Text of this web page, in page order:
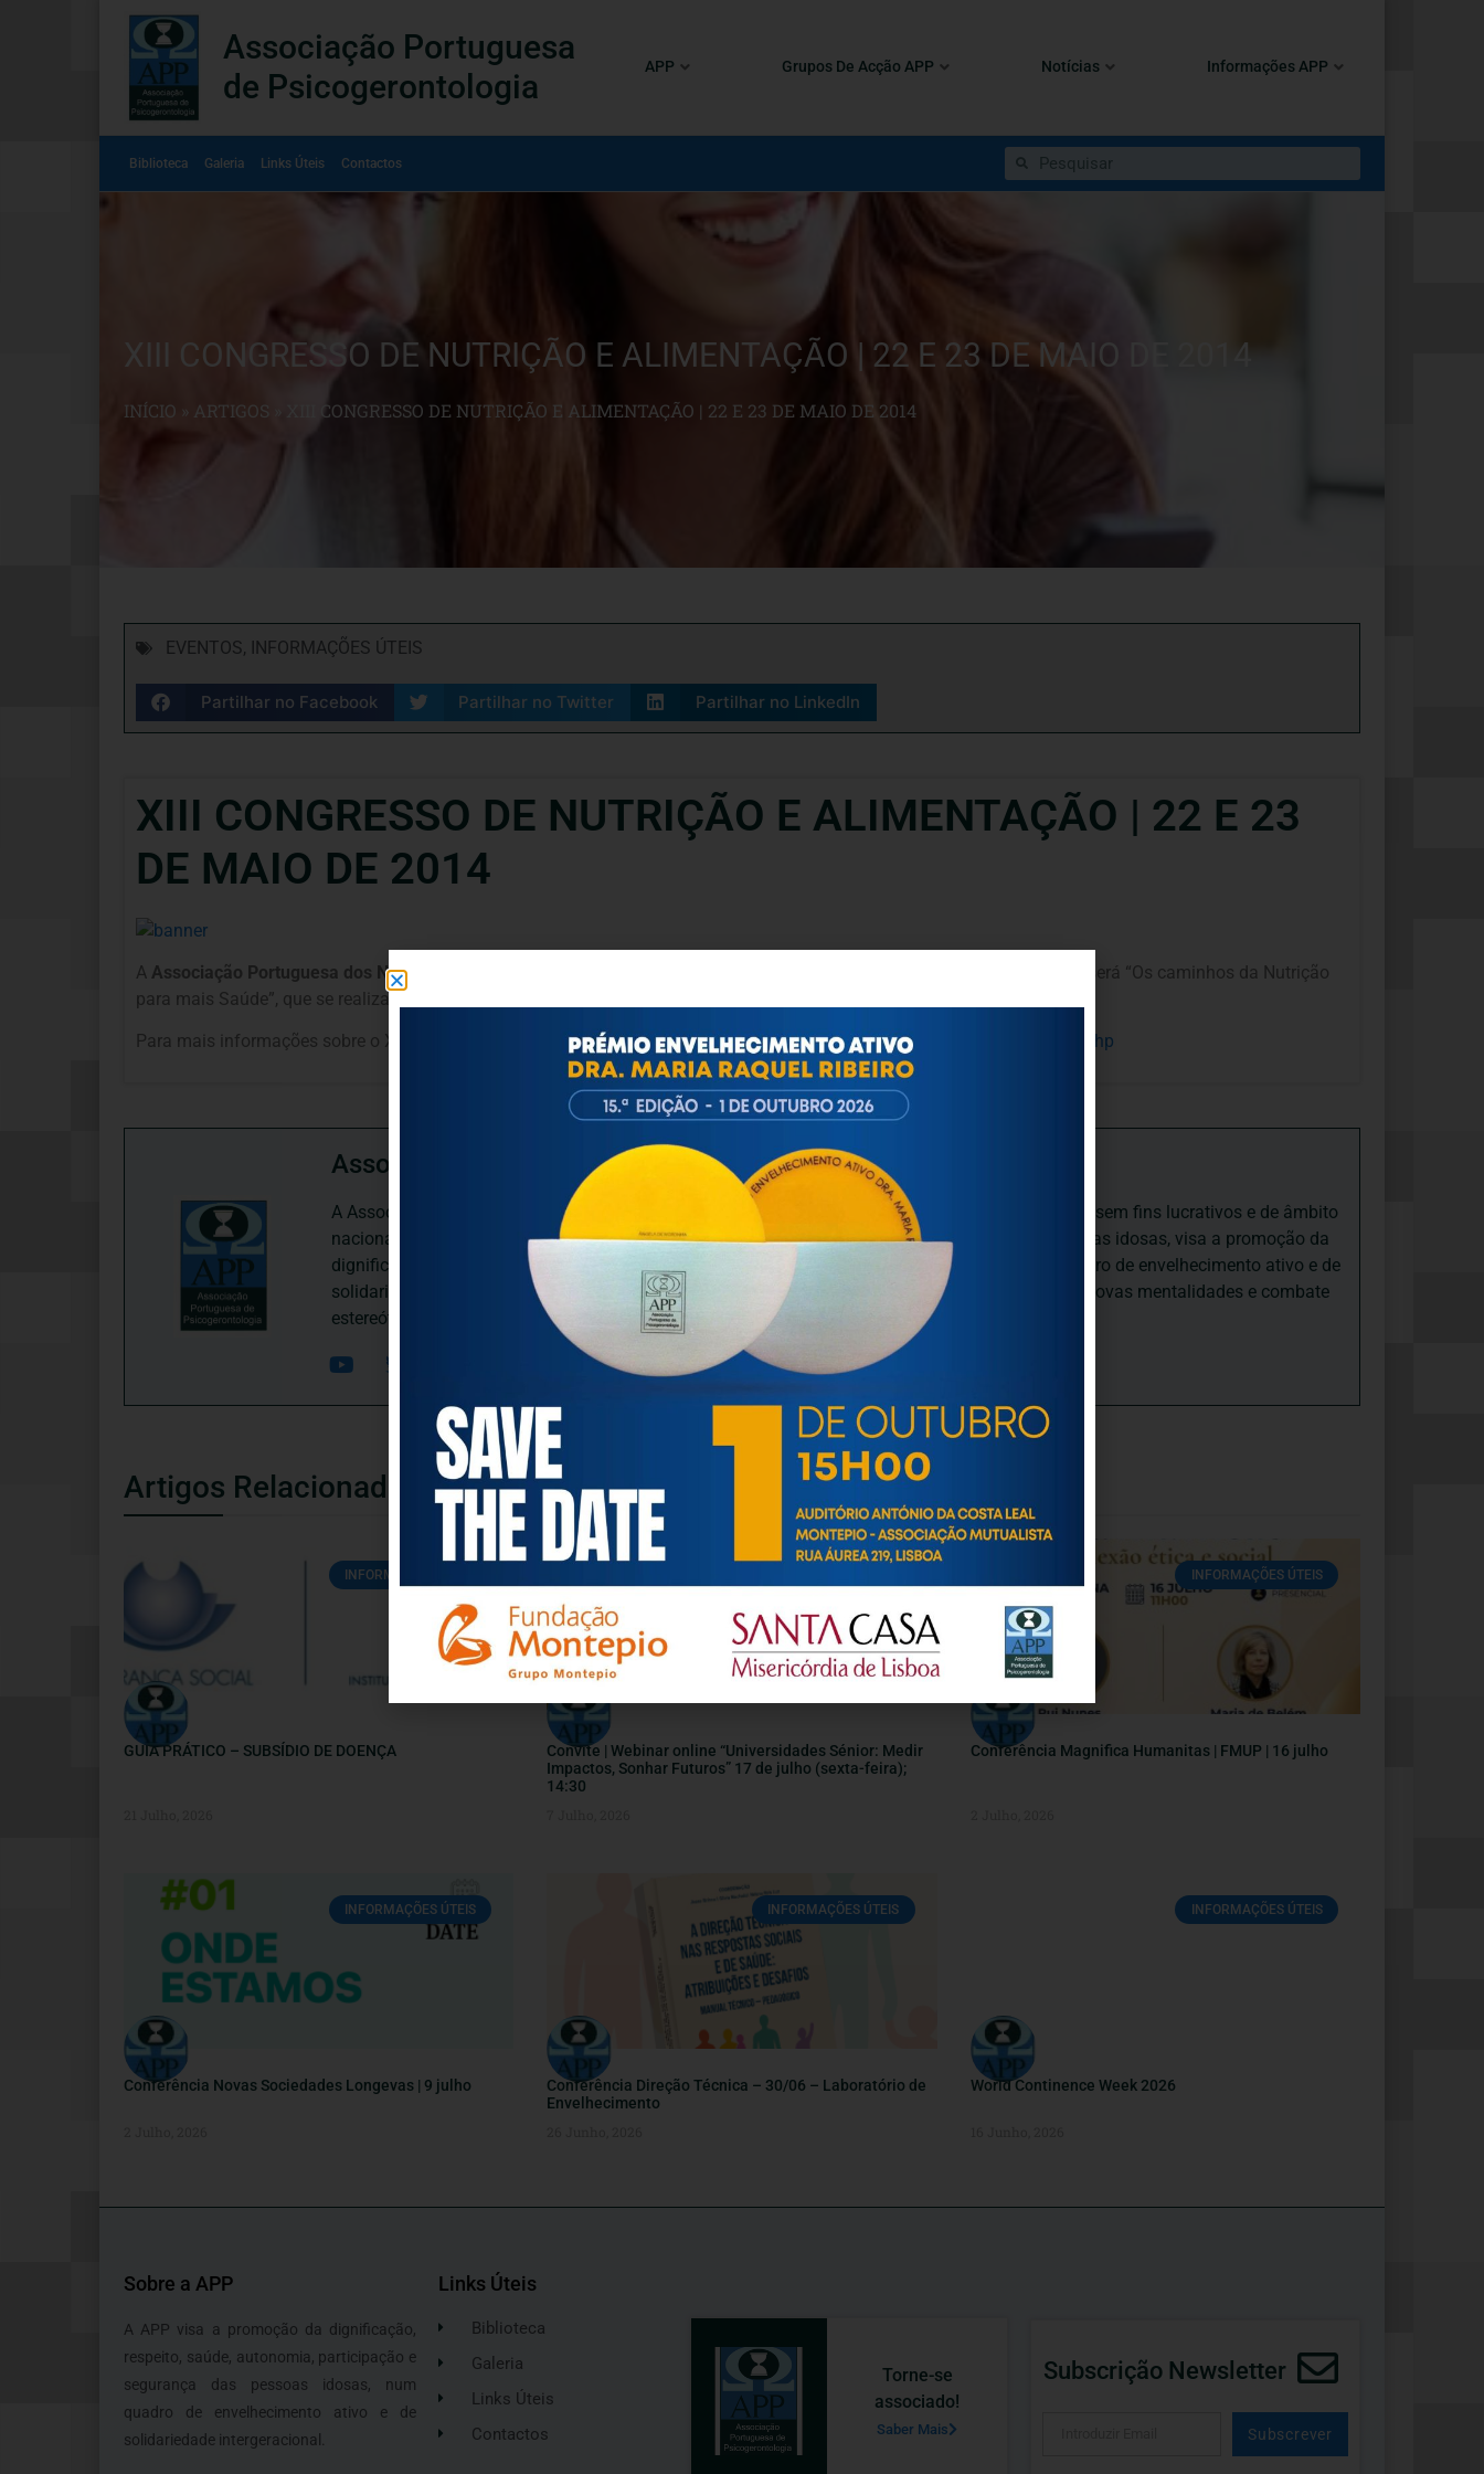
Associação Portuguesa
de Psicogerontologia
APP Grupos De Acção APP Notícias Informações APP
Biblioteca Galeria Links Úteis Contactos
XIII CONGRESSO DE NUTRIÇÃO E ALIMENTAÇÃO | 22 E 23 DE MAIO DE 2014
INÍCIO » ARTIGOS XIII CONGRESSO DE NUTRIÇÃO E ALIMENTAÇÃO | 22 E 23 DE MAIO DE 2014
EVENTOS, INFORMAÇÕES ÚTEIS
Partilhar no Facebook Partilhar no Twitter Partilhar no LinkedIn
XIII CONGRESSO DE NUTRIÇÃO E ALIMENTAÇÃO | 22 E 23
DE MAIO DE 2014
A Associação Portuguesa dos Nutricionistas
, cujo tema principal será “Os caminhos da Nutrição
para mais Saúde”, que se realizará no Centro de Congressos da Alfândega no Porto, nos dias
Para mais informações sobre o XIII Congresso de Nutrição e Alimentação consulte por favor:http://www.cna.org.pt/index. php
Associação Portuguesa de Psicogerontologia
A Associação Portuguesa de Psicogerontologia-APP, Instituição Particular de Solidariedade Social sem fins lucrativos e de âmbito
nacional, dedica-se às questões biopsicológicas e sociais inerentes ao envelhecimento e às pessoas idosas, visa a promoção da
dignificação, respeito, saúde, autonomia, participação e segurança das pessoas idosas, num quadro de envelhecimento ativo e de
solidariedade intergeracional, e de uma sociedade mais inclusiva para todas as idades, promove novas mentalidades e combate
estereótipos negativos relativamente à idade e ao envelhecimento.
Artigos Relacionados
INFORMAÇÕES ÚTEIS
GUIA PRÁTICO – SUBSÍDIO DE DOENÇA
Convite | Webinar online “Universidades Sénior: Medir
Impactos, Sonhar Futuros” 17 de julho (sexta-feira);
14:30
INFORMAÇÕES ÚTEIS
Conferência Magnifica Humanitas | FMUP | 16 julho
INFORMAÇÕES ÚTEIS
Conferência Novas Sociedades Longevas | 9 julho
INFORMAÇÕES ÚTEIS
Conferência Direção Técnica – 30/06 – Laboratório de
Envelhecimento
INFORMAÇÕES ÚTEIS
World Continence Week 2026
Sobre a APP
A APP visa a promoção da dignificação,
respeito, saúde, autonomia, participação e
segurança das pessoas idosas, num
quadro de envelhecimento ativo e de
solidariedade intergeracional.
Links Úteis
Biblioteca
Galeria
Links Úteis
Contactos
Torne-se
associado!
Saber Mais
Subscrição Newsletter
Subscrever